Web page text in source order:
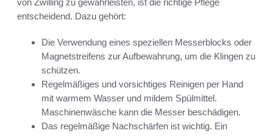
entscheidend. Dazu gehört:
Die Verwendung eines speziellen Messerblocks oder
Magnetstreifens zur Aufbewahrung, um die Klingen zu
schützen.
Regelmäßiges und vorsichtiges Reinigen per Hand
mit warmem Wasser und mildem Spülmittel.
Maschinenwäsche kann die Messer beschädigen.
Das regelmäßige Nachschärfen ist wichtig. Ein